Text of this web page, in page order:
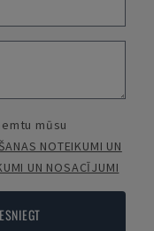
mūsu
NOTEIKUMI UN
UN NOSACĪJUMI